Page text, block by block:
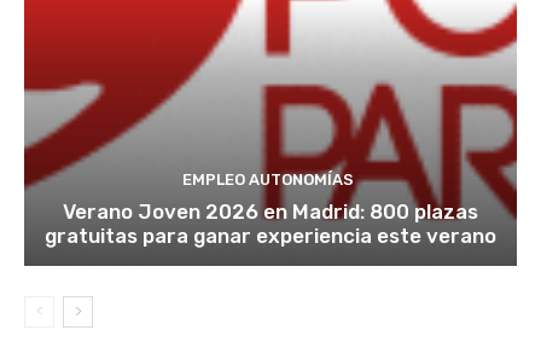
EMPLEO AUTONOMÍAS
Verano Joven 2026 en Madrid: 800 plazas
gratuitas para ganar experiencia este verano